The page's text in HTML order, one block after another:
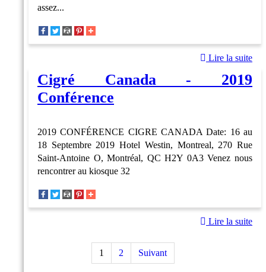
assez...
Lire la suite
Cigré Canada - 2019
Conférence
2019 CONFÉRENCE CIGRE CANADA Date: 16 au
18 Septembre 2019 Hotel Westin, Montreal, 270 Rue
Saint-Antoine O, Montréal, QC H2Y 0A3 Venez nous
rencontrer au kiosque 32
Lire la suite
1 2 Suivant